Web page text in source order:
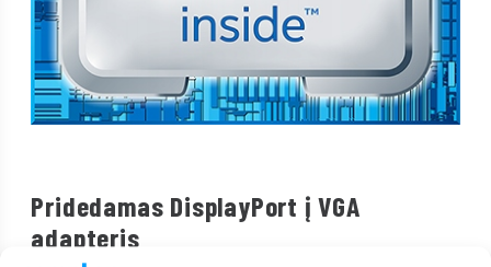
Pridedamas DisplayPort į VGA
adapteris